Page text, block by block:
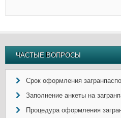
ЧАСТЫЕ ВОПРОСЫ
Срок оформления
Заполнение анкеты на
Процедура оформления